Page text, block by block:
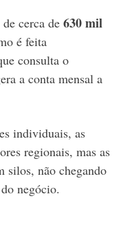
cerca de 630 mil
é feita
consulta o
a conta mensal a
individuais, as
regionais, mas as
silos, não chegando
negócio.